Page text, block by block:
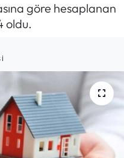
göre hesaplanan
oldu.